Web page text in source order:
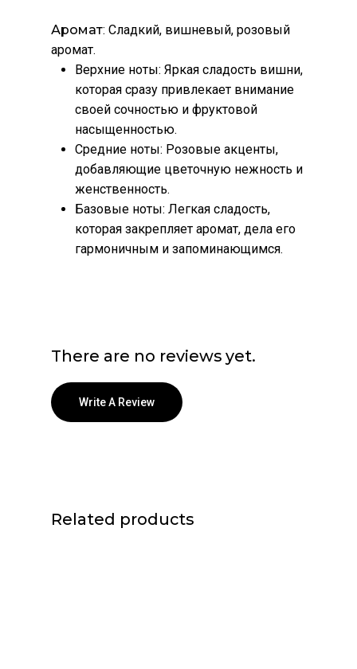
Аромат: Сладкий, вишневый, розовый
аромат.
Верхние ноты: Яркая сладость вишни,
которая сразу привлекает внимание
своей сочностью и фруктовой
насыщенностью.
Средние ноты: Розовые акценты,
добавляющие цветочную нежность и
женственность.
Базовые ноты: Легкая сладость,
которая закрепляет аромат, дела его
гармоничным и запоминающимся.
There are no reviews yet.
Write A Review
Related products